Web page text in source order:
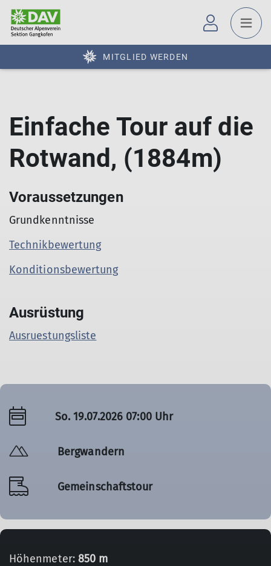
MITGLIED WERDEN
Einfache Tour auf die
Rotwand, (1884m)
Voraussetzungen
Grundkenntnisse
Technikbewertung
Konditionsbewertung
Ausrüstung
Ausruestungsliste
So. 19.07.2026 07:00 Uhr
Bergwandern
Gemeinschaftstour
Höhenmeter: 850 m